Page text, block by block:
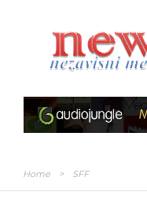
Home > SFF